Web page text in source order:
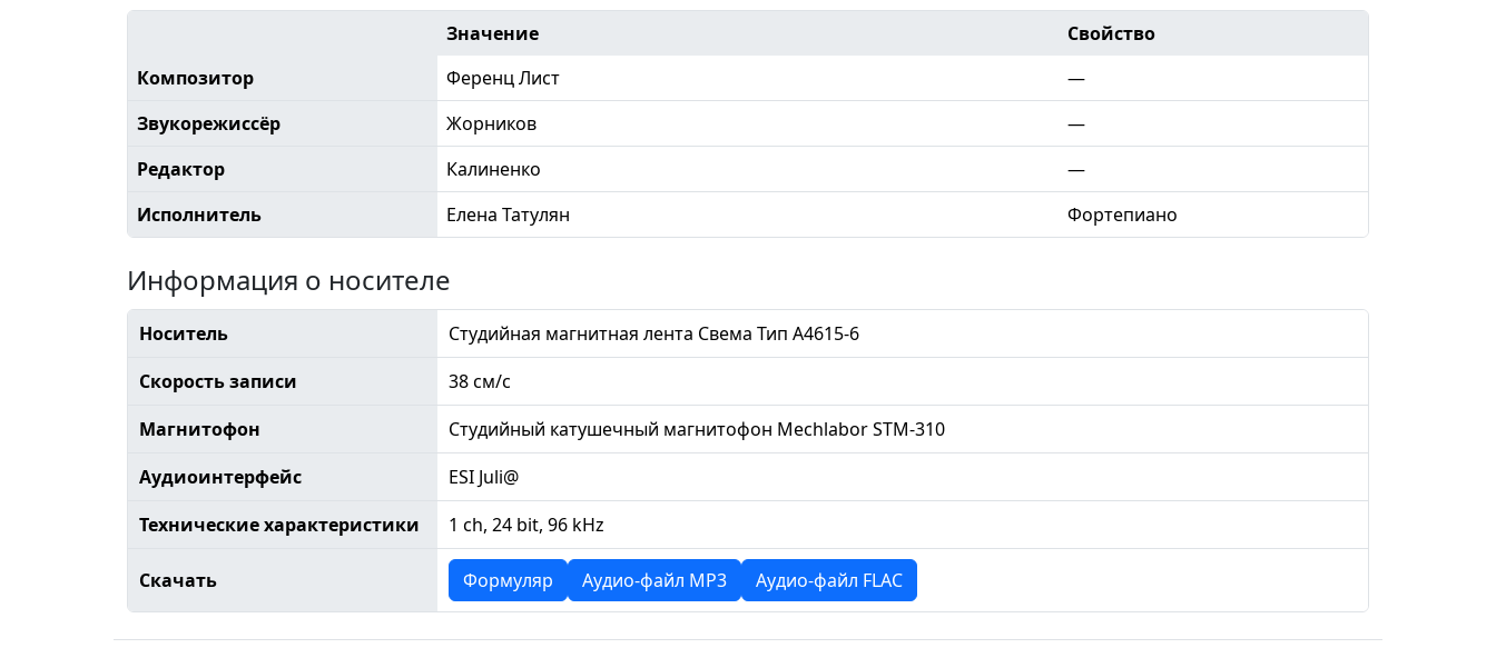
Значение
Свойство
Композитор
Ференц Лист
—
Звукорежиссёр
Жорников
—
Редактор
Калиненко
—
Исполнитель
Елена Татулян Фортепиано
Информация о носителе
Носитель
Студийная магнитная лента Свема Тип А4615-6
Скорость записи
38 см/с
Магнитофон
Студийный катушечный магнитофон Mechlabor STM-310
Аудиоинтерфейс
ESI Juli@
Технические характеристики
1 ch, 24 bit, 96 kHz
Скачать Формуляр Аудио-файл MP3 Аудио-файл FLAC